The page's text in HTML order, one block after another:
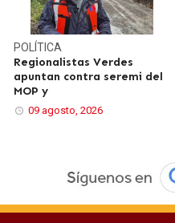
POLÍTICA
Regionalistas Verdes
apuntan contra seremi del
MOP y
09 agosto, 2026